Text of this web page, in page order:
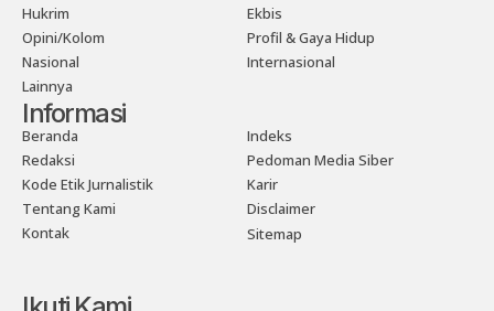
Hukrim
Ekbis
Opini/Kolom
Profil & Gaya Hidup
Nasional
Internasional
Lainnya
Informasi
Beranda
Indeks
Redaksi
Pedoman Media Siber
Kode Etik Jurnalistik
Karir
Tentang Kami
Disclaimer
Kontak
Sitemap